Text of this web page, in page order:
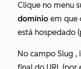
Clique no menu
domínio em que
está hospedado
No campo Slug ,